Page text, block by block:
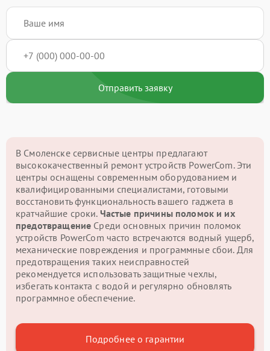
Отправить заявку
В Смоленске сервисные центры предлагают
высококачественный ремонт устройств PowerCom. Эти
центры оснащены современным оборудованием и
квалифицированными специалистами, готовыми
восстановить функциональность вашего гаджета в
кратчайшие сроки. Частые причины поломок и их
предотвращение Среди основных причин поломок
устройств PowerCom часто встречаются водный ущерб,
механические повреждения и программные сбои. Для
предотвращения таких неисправностей
рекомендуется использовать защитные чехлы,
избегать контакта с водой и регулярно обновлять
программное обеспечение.
Подробнее о гарантии